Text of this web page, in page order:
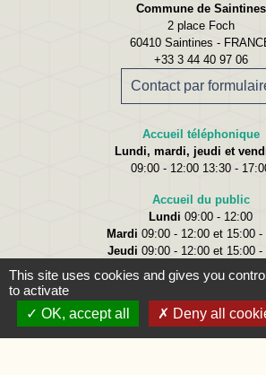
Commune de Saintines
2 place Foch
60410 Saintines -
+33 3 44 40 97 06
Contact par
Accueil téléphonique
Lundi, mardi, jeudi et
09:00 - 12:00 13:30 -
Accueil du public
Lundi 09:00 - 12:00
Mardi 09:00 - 12:00 et 15:00 -
Jeudi 09:00 - 12:00 et 15:00 -
Vendredi
This site uses cookies and gives you
to activate
OK, accept all
Deny all